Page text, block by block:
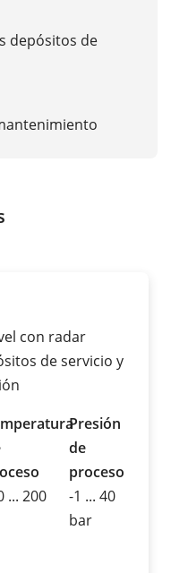
depósitos de
con radar
de servicio y
... 200
Presión
de
proceso
-1 ... 40
bar